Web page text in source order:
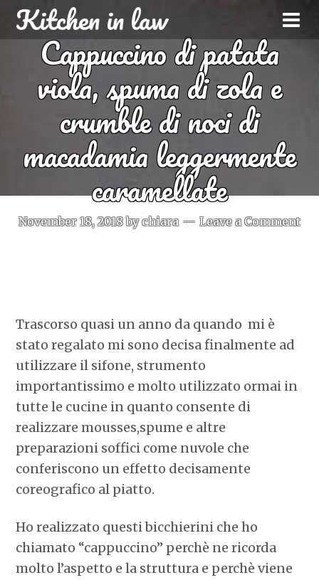
Kitchen in law
Cappuccino di patata
viola, spuma di zola e
crumble di noci di
macadamia leggermente
caramellate
November 18, 2018 bychiara Leave a Comment
Trascorso quasi un anno da quando mi è
stato regalato mi sono decisa finalmente ad
utilizzare il sifone, strumento
importantissimo e molto utilizzato ormai in
tutte le cucine in quanto consente di
realizzare mousses,spume e altre
preparazioni soffici come nuvole che
conferiscono un effetto decisamente
coreografico al piatto.
Ho realizzato questi bicchierini che ho
chiamato “cappuccino” perchè ne ricorda
molto l’aspetto e la struttura e perchè viene